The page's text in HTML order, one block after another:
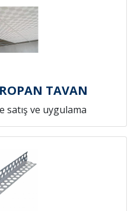
TAVAN
satış ve uygulama